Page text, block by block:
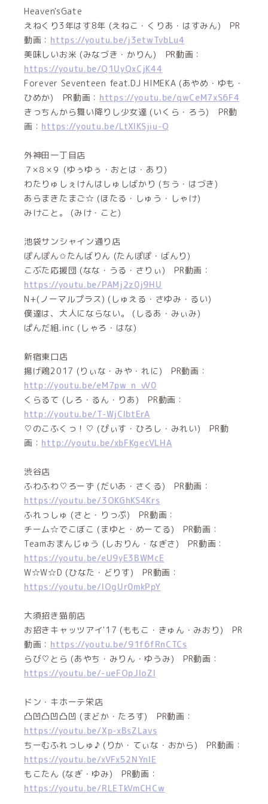
Heaven'sGate
えねくり3年はす8年 (えねこ・くりあ・はすみん) PR
動画： https://youtu.be/j3etwTvbLu4
美味しいお米 (みなづき・かりん) PR動画：
https://youtu.be/Q1UyQxCjK44
Forever Seventeen feat.DJ HIMEKA (あやめ・ゆも・
ひめか) PR動画： https://youtu.be/qwCeM7xS6F4
きっちんから舞い降りし少女達 (いくら・ろう) PR動
画： https://youtu.be/LtXlKSjiu-Q
外神田一丁目店
７×８×９ (ゆぅゆぅ・おとは・あり)
わたりゅしぇけんはしゅしばかり (ちう・はづき)
あらまきたまご☆ (ほたる・しゅう・しゃけ)
みけこと。 (みけ・こと)
池袋サンシャイン通り店
ぽんぽん✩たんばりん (たんぽぽ・ばんり)
こぶた応援団 (なな・うる・さりぃ) PR動画：
https://youtu.be/PAMj2z0j9HU
N+(ノーマルプラス) (しゅえる・さゆみ・るい)
僕達は、大人にならない。 (しるあ・みぃみ)
ぱんだ組.inc (しゃろ・はな)
新宿東口店
揚げ鶏2017 (りぃな・みや・れに) PR動画：
http://youtu.be/eM7pw_n_vV0
くらるて (しろ・るん・りあ) PR動画：
http://youtu.be/T-WjClbtErA
♡のこふくっ！♡ (ぴぃす・ひろし・みれい) PR動
画： http://youtu.be/xbFKgecVLHA
渋谷店
ふわふわ♡ろーず (だいあ・さくる) PR動画：
https://youtu.be/3OKGhKS4Krs
ふれっしゅ (さと・りっぷ) PR動画：
チーム☆でこぼこ (まゆと・めーてる) PR動画：
Teamおまんじゅう (しおりん・なぎさ) PR動画：
https://youtu.be/eU9yE3BWMcE
W☆W☆D (ひなた・どりす) PR動画：
https://youtu.be/lOgUr0mkPpY
大須招き猫前店
お招きキャッツアイ'17 (ももこ・きゅん・みおり) PR
動画： https://youtu.be/91f6fRnCTCs
らび♡とら (あやち・みりん・ゆうみ) PR動画：
https://youtu.be/-ueFOpJIoZI
ドン・キホーテ栄店
凸凹凸凹凸凹 (まどか・たろす) PR動画：
https://youtu.be/Xp-xBsZLavs
ちーむふれっしゅ♪ (りか・てぃな・おから) PR動画：
https://youtu.be/xVFx52NYnIE
もこたん (なぎ・ゆみ) PR動画：
https://youtu.be/RLETkVmCHCw